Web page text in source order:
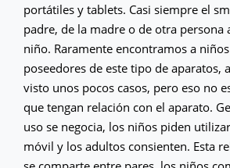
portátiles y tablets. Casi siempre el
padre, de la madre o de otra persona
niño. Raramente encontramos a
poseedores de este tipo de aparatos,
visto unos pocos casos, pero eso no
que tengan relación con el aparato.
uso se negocia, los niños piden
móvil y los adultos consienten. Esta